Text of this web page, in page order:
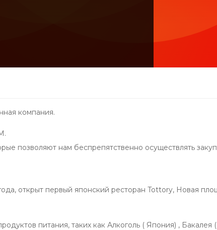
компания.
позволяют нам беспрепятственно осуществлять
открыт первый японский ресторан Tottory, Новая
питания, таких как Алкоголь ( Япония) , Бакалея